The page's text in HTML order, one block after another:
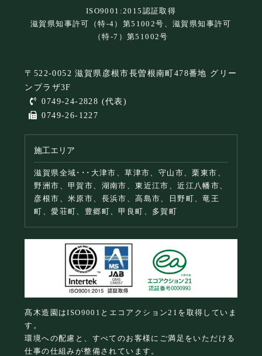
ISO9001:2015認証取得
滋賀県知事許可（特-4）第51002号、滋賀県知事許可
（特-7）第51002号
〒522-0052 滋賀県彦根市長曽根南町478番地 グリー
ンプラザ3F
0749-24-2828 (代表)
0749-26-1227
施工エリア
滋賀県全域･･･大津市、草津市、守山市、栗東市、
野洲市、甲賀市、湖南市、東近江市、近江八幡市、
彦根市、米原市、長浜市、高島市、日野町、竜王
町、愛荘町、豊郷町、甲良町、多賀町
髙木造園はISO9001とエコアクション21を取得していま
す。
環境への配慮と、すべてのお客様にご満足をいただける
仕事の仕組みが整備されています。